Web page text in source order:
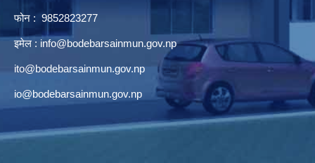
फोन : 9852823277
इमेल : info@bodebarsainmun.gov.np
ito@bodebarsainmun.gov.np
io@bodebarsainmun.gov.np